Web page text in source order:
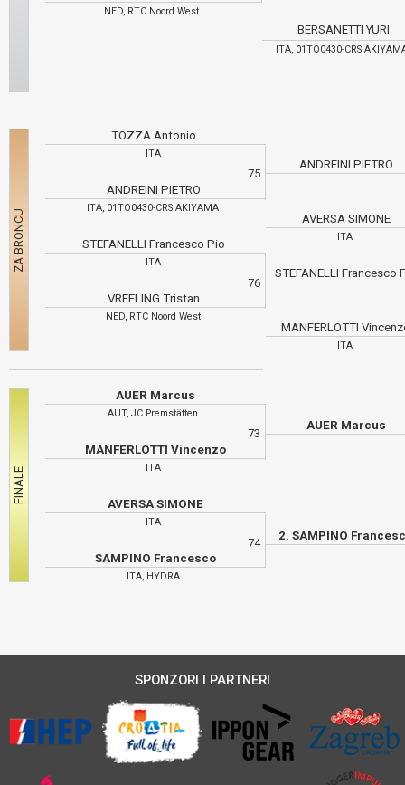
NED, RTC Noord West
BERSANETTI YURI
ITA, 01TO0430-CRS
TOZZA Antonio
ITA
ANDREINI PIETRO
ITA, 01TO0430-CRS AKIYAMA
STEFANELLI Francesco Pio
ITA
VREELING Tristan
NED, RTC Noord West
75
ANDREINI PIETRO
AVERSA SIMONE
ITA
76
STEFANELLI Francesco
MANFERLOTTI
ITA
AUER Marcus
AUT, JC Premstätten
MANFERLOTTI Vincenzo
ITA
AVERSA SIMONE
ITA
SAMPINO Francesco
ITA, HYDRA
73
AUER Marcus
74
2. SAMPINO
SPONZORI I PARTNERI